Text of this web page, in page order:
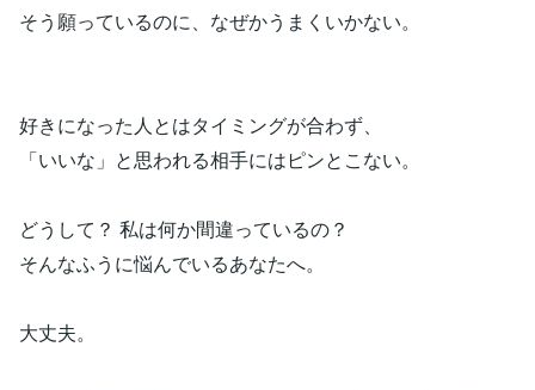
そう願っているのに、なぜかうまくいかない。
好きになった人とはタイミングが合わず、
「いいな」と思われる相手にはピンとこない。
どうして？ 私は何か間違っているの？
そんなふうに悩んでいるあなたへ。
大丈夫。